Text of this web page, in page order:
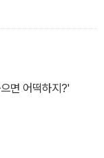
면 어떡하지?'